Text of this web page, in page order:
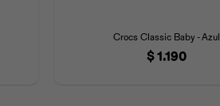
Crocs Classic Baby - Azul
$1.190